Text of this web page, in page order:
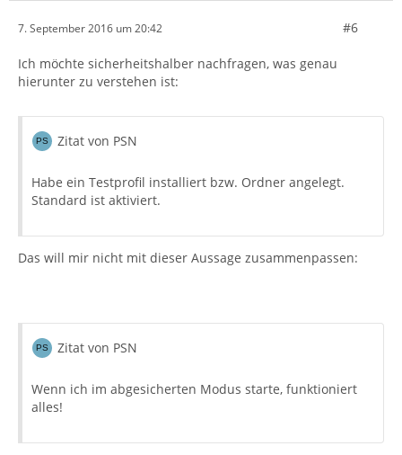
7. September 2016 um 20:42 #6
Ich möchte sicherheitshalber nachfragen, was genau
hierunter zu verstehen ist:
Zitat von PSN
Habe ein Testprofil installiert bzw. Ordner angelegt.
Standard ist aktiviert.
Das will mir nicht mit dieser Aussage zusammenpassen:
Zitat von PSN
Wenn ich im abgesicherten Modus starte, funktioniert
alles!